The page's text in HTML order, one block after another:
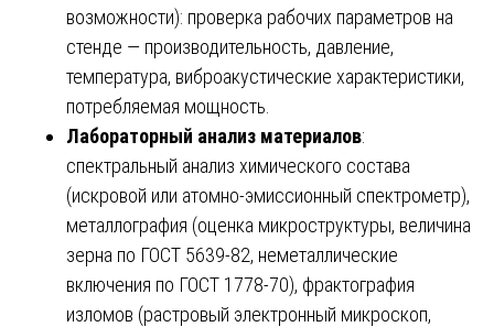
возможности): проверка рабочих параметров на
стенде — производительность, давление,
температура, виброакустические характеристики,
потребляемая мощность.
Лабораторный анализ материалов:
спектральный анализ химического состава
(искровой или атомно-эмиссионный спектрометр),
металлография (оценка микроструктуры, величина
зерна по ГОСТ 5639-82, неметаллические
включения по ГОСТ 1778-70), фрактография
изломов (растровый электронный микроскоп,